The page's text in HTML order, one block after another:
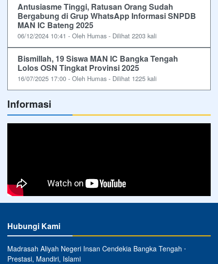
Antusiasme Tinggi, Ratusan Orang Sudah
Bergabung di Grup WhatsApp Informasi SNPDB
MAN IC Bateng 2025
06/12/2024 10:41 - Oleh Humas - Dilihat 2203 kali
Bismillah, 19 Siswa MAN IC Bangka Tengah
Lolos OSN Tingkat Provinsi 2025
16/07/2025 17:00 - Oleh Humas - Dilihat 1225 kali
Informasi
Hubungi Kami
Madrasah Aliyah Negeri Insan Cendekia Bangka Tengah ⋅
Prestasi, Mandiri, Islami